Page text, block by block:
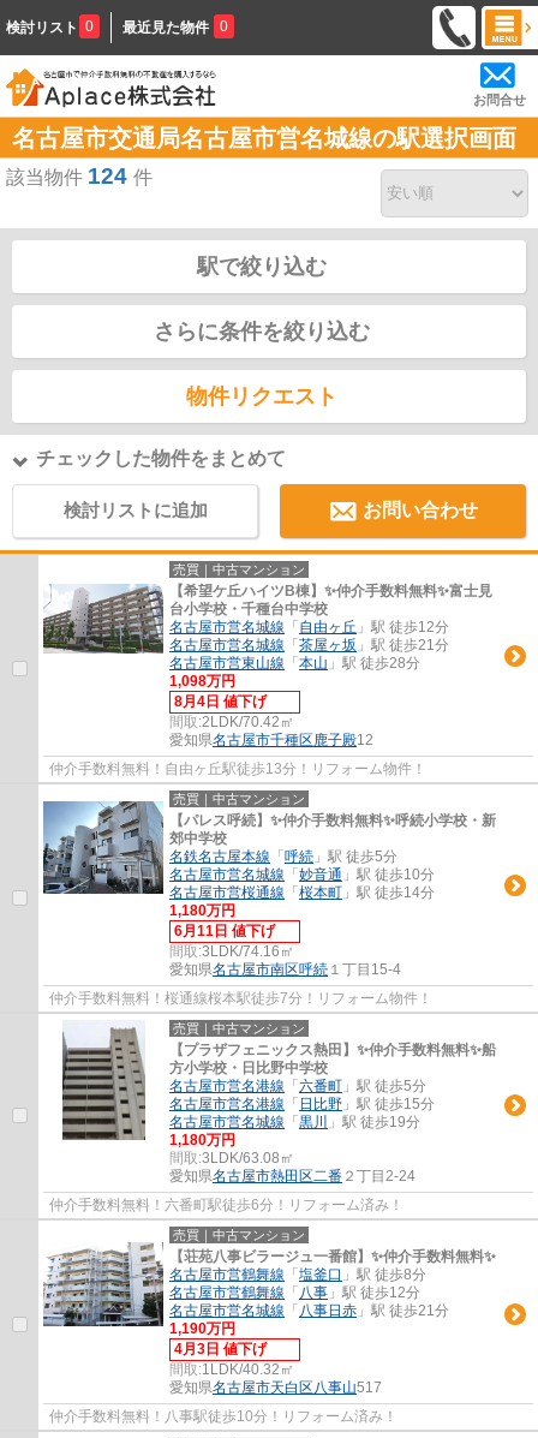
検討リスト 0 最近見た物件 0
お問合せ
名古屋市交通局名古屋市営名城線の駅選択画面
該当物件 124 件
駅で絞り込む
さらに条件を絞り込む
物件リクエスト
チェックした物件をまとめて
検討リストに追加 お問い合わせ
売買｜中古マンション
【希望ケ丘ハイツB棟】✨️仲介手数料無料✨️富士見
台小学校・千種台中学校
名古屋市営名城線 「 自由ヶ丘 」駅 徒歩12分
名古屋市営名城線 「 茶屋ヶ坂 」駅 徒歩21分
名古屋市営東山線 「 本山 」駅 徒歩28分
1,098万円
8月4日 値下げ
間取:2LDK/70.42㎡
愛知県名古屋市千種区鹿子殿12
仲介手数料無料！自由ヶ丘駅徒歩13分！リフォーム物件！
売買｜中古マンション
【パレス呼続】✨️仲介手数料無料✨️呼続小学校・新
郊中学校
名鉄名古屋本線 「 呼続 」駅 徒歩5分
名古屋市営名城線 「 妙音通 」駅 徒歩10分
名古屋市営桜通線 「 桜本町 」駅 徒歩14分
1,180万円
6月11日 値下げ
間取:3LDK/74.16㎡
愛知県名古屋市南区呼続 １丁目15-4
仲介手数料無料！桜通線桜本駅徒歩7分！リフォーム物件！
売買｜中古マンション
【プラザフェニックス熱田】✨️仲介手数料無料✨️船
方小学校・日比野中学校
名古屋市営名港線 「 六番町 」駅 徒歩5分
名古屋市営名港線 「 日比野 」駅 徒歩15分
名古屋市営名城線 「 黒川
」駅 徒歩19分
1,180万円
間取:3LDK/63.08㎡
愛知県名古屋市熱田区二番 ２丁目2-24
仲介手数料無料！六番町駅徒歩6分！リフォーム済み！
売買｜中古マンション
【荘苑八事ビラージュ一番館】✨️仲介手数料無料✨️
名古屋市営鶴舞線 「 塩釜口 」駅 徒歩8分
名古屋市営鶴舞線 「 八事 」駅 徒歩12分
名古屋市営名城線 「 八事日赤 」駅 徒歩21分
1,190万円
4月3日 値下げ
間取:1LDK/40.32㎡
愛知県名古屋市天白区八事山517
仲介手数料無料！八事駅徒歩10分！リフォーム済み！